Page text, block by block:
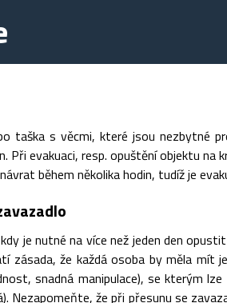
taška s věcmi, které jsou nezbytné
Při evakuaci, resp. opuštění objektu na
během několika hodin, tudíž je
je nutné na více než jeden den
zásada, že každá osoba by měla mít
snadná manipulace), se kterým
Nezapomeňte, že při přesunu se